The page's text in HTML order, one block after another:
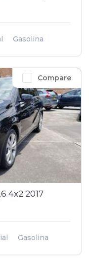
Gasolina
Compare
4x2 2017
Gasolina